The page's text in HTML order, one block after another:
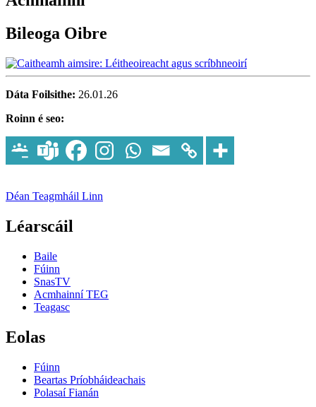
Bileoga Oibre
Dáta Foilsithe: 26.01.26
Roinn é seo:
Déan Teagmháil Linn
Léarscáil
Baile
Fúinn
SnasTV
Acmhainní TEG
Teagasc
Eolas
Fúinn
Beartas Príobháideachais
Polasaí Fianán